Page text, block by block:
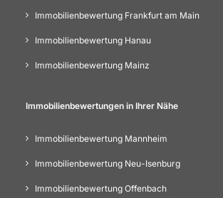
Immobilienbewertung Frankfurt am Main
Immobilienbewertung Hanau
Immobilienbewertung Mainz
Immobilienbewertungen in Ihrer Nähe
Immobilienbewertung Mannheim
Immobilienbewertung Neu-Isenburg
Immobilienbewertung Offenbach